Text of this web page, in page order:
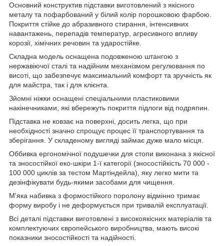
Основний конструктив підставки виготовлений з якісного
металу та пофарбований у білий колір порошковою фарбою.
Покриття стійке до абразивного стирання, інтенсивних
навантажень, перепадів температур, агресивного впливу
корозії, хімічних речовин та ударостійке.
Складна модель оснащена подовженою штангою з
нержавіючої сталі та надійним механізмом регулювання по
висоті, що забезпечує максимальний комфорт та зручність як
для майстра, так і для клієнта.
Зйомні ніжки оснащені спеціальними пластиковими
накінечниками, які вбережуть покриття підлоги від подряпин.
Підставка не ковзає на поверхні, досить легка, що при
необхідності значно спрощує процес її транспортування та
зберігання. У складеному вигляді займає дуже мало місця.
Оббивка ергономічної подушечки для стопи виконана з якісної
та зносостійкої еко-шкіри 1-ї категорії (зносостійкість 70 000 -
100 000 циклів за тестом Мартіндейла), яку легко мити та
дезінфікувати будь-якими засобами для чищення.
М'яка набивка з формостійкого поролону відмінно тримає
форму виробу і не деформується при тривалій експлуатації.
Всі деталі підставки виготовлені з високоякісних матеріалів та
комплектуючих європейського виробництва, мають високі
показники зносостійкості та надійності.